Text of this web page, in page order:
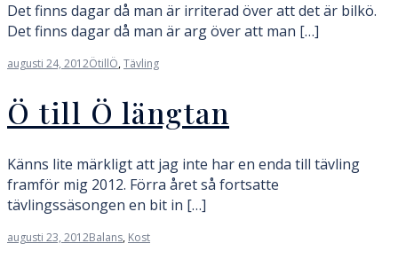
Det finns dagar då man är irriterad över att det är bilkö.
Det finns dagar då man är arg över att man […]
augusti 24, 2012ÖtillÖ,Tävling
Ö till Ö längtan
Känns lite märkligt att jag inte har en enda till tävling
framför mig 2012. Förra året så fortsatte
tävlingssäsongen en bit in […]
augusti 23, 2012Balans, Kost